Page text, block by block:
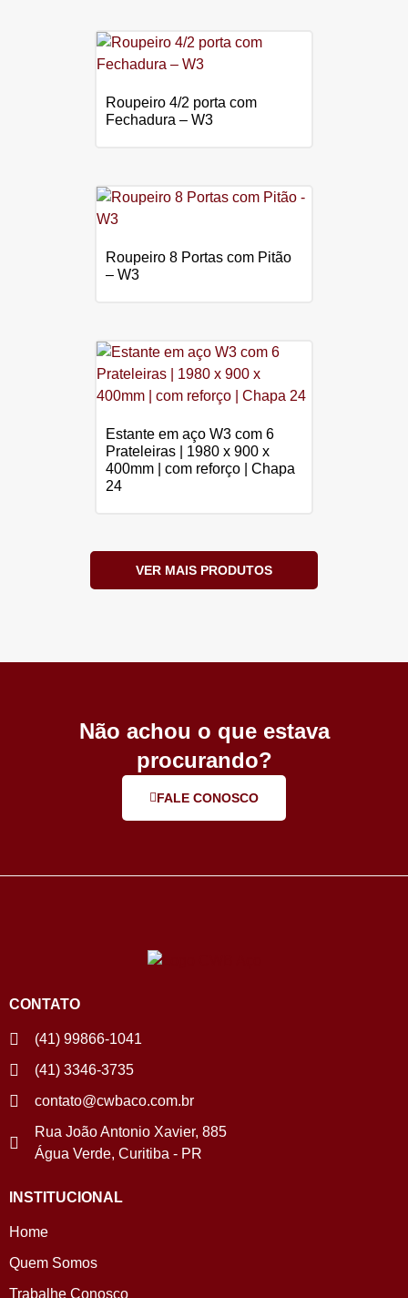
Roupeiro 4/2 porta com
Fechadura – W3
Roupeiro 8 Portas com Pitão
– W3
Estante em aço W3 com 6
Prateleiras | 1980 x 900 x
400mm | com reforço | Chapa
24
VER MAIS PRODUTOS
Não achou o que estava
procurando?
FALE CONOSCO
CONTATO
(41) 99866-1041
(41) 3346-3735
contato@cwbaco.com.br
Rua João Antonio Xavier, 885
Água Verde, Curitiba - PR
INSTITUCIONAL
Home
Quem Somos
Trabalhe Conosco